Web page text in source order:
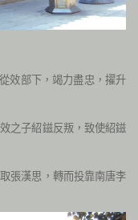
效部下，竭力盡忠，擢升
之子紹鎡反叛，致使紹鎡
張漢思，轉而投靠南唐李